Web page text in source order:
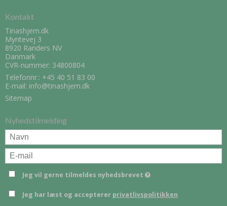
Kontakt
Tinashjem.dk
Myntevej 3
8920 Randers NV
Danmark
CVR-nummer: 34800804
Telefonnr.: +45 40 51 83 00
E-mail: info@tinashjem.dk
Sitemap
Nyhedstilmelding
Jeg vil gerne tilmeldes nyhedsbrevet
Jeg har læst og accepterer privatlivspolitikken